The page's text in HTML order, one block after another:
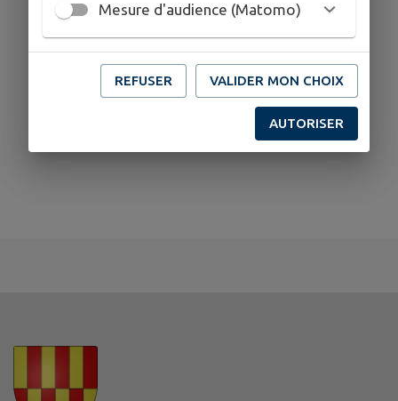
Mesure d'audience (Matomo)
REFUSER VALIDER MON CHOIX
AUTORISER